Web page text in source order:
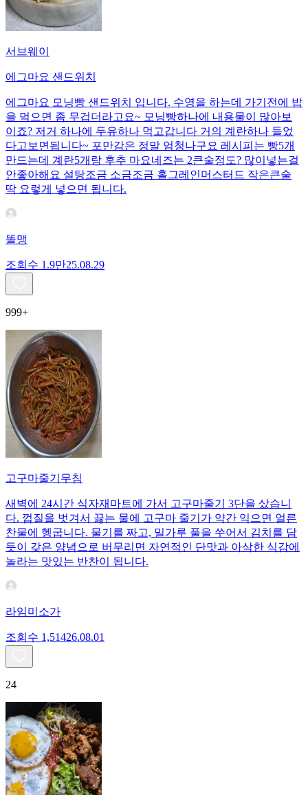
서브웨이
에그마요 샌드위치
에그마요 모닝빵 샌드위치 입니다. 수영을 하는데 가기전에 밥
을 먹으면 좀 무겁더라고요~ 모닝빵하나에 내용물이 많아보
이죠? 저거 하나에 두유하나 먹고갑니다 거의 계란하나 들었
다고보면됩니다~ 포만감은 정말 엄청나구요 레시피는 빵5개
만드는데 계란5개랑 후추 마요네즈는 2큰술정도? 많이넣는걸
안좋아해요 설탕조금 소금조금 홀그레인머스터드 작은큰술
딱 요렇게 넣으면 됩니다.
똘맹
조회수 1.9만25.08.29
999+
고구마줄기무침
새벽에 24시간 식자재마트에 가서 고구마줄기 3단을 샀습니
다. 껍질을 벗겨서 끓는 물에 고구마 줄기가 약간 익으면 얼른
찬물에 헹굽니다. 물기를 짜고, 밀가루 풀을 쑤어서 김치를 담
듯이 갖은 양념으로 버무리면 자연적인 단맛과 아삭한 식감에
놀라는 맛있는 반찬이 됩니다.
라임미소가
조회수 1,51426.08.01
24